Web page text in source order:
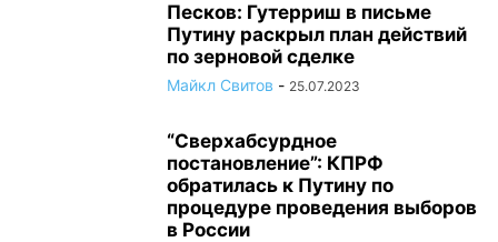
Песков: Гутерриш в письме
Путину раскрыл план действий
по зерновой сделке
Майкл Свитов - 25.07.2023
“Сверхабсурдное
постановление”: КПРФ
обратилась к Путину по
процедуре проведения выборов
в России